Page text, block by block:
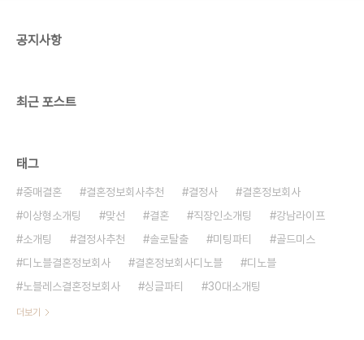
예정이며, ..
공지사항
최근 포스트
태그
중매결혼 결혼정보회사추천 결정사
결혼정보회사
이상형소개팅
맞선 결혼 직장인소개팅
강남라이프
소개팅
결정사추천 솔로탈출 미팅파티
골드미스
디노블결혼정보회사
결혼정보회사디노블
디노블
노블레스결혼정보회사
싱글파티 30대소개팅
더보기